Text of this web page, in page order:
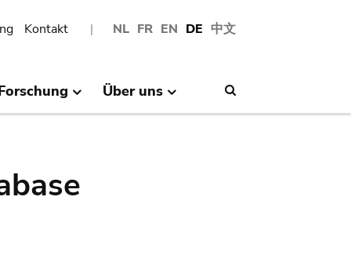
NL FR EN DE 中文
Kontakt
Über uns